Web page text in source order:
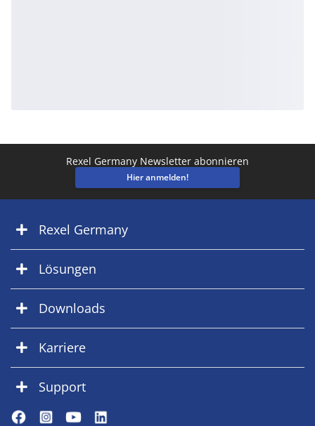
Rexel Germany Newsletter abonnieren
Hier anmelden!
Rexel Germany
Lösungen
Downloads
Karriere
Support